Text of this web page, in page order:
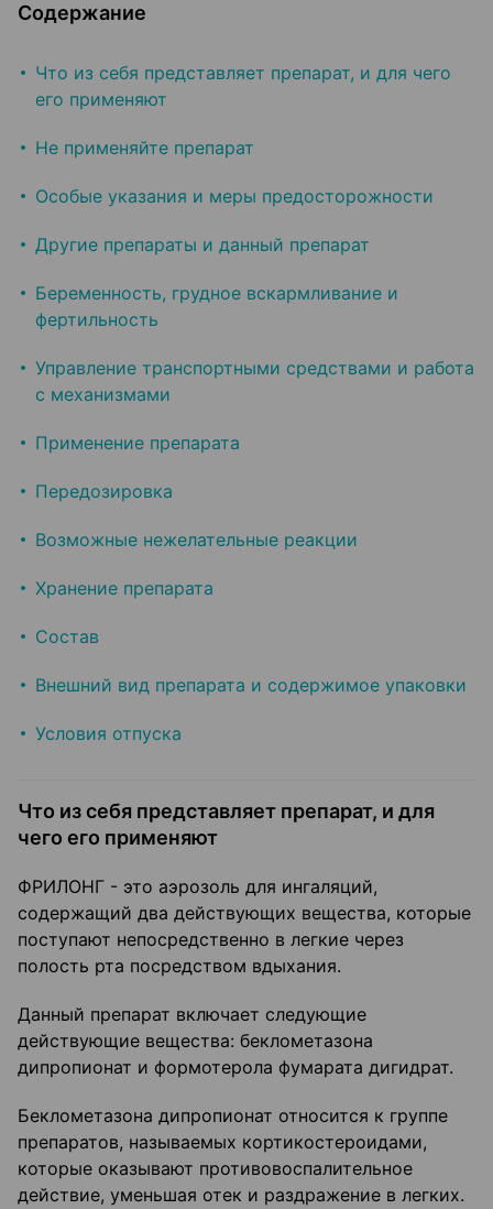
Содержание
Что из себя представляет препарат, и для чего
его применяют
Не применяйте препарат
Особые указания и меры предосторожности
Другие препараты и данный препарат
Беременность, грудное вскармливание и
фертильность
Управление транспортными средствами и работа
с механизмами
Применение препарата
Передозировка
Возможные нежелательные реакции
Хранение препарата
Состав
Внешний вид препарата и содержимое упаковки
Условия отпуска
Что из себя представляет препарат, и для
чего его применяют
ФРИЛОНГ - это аэрозоль для ингаляций,
содержащий два действующих вещества, которые
поступают непосредственно в легкие через
полость рта посредством вдыхания.
Данный препарат включает следующие
действующие вещества: беклометазона
дипропионат и формотерола фумарата дигидрат.
Беклометазона дипропионат относится к группе
препаратов, называемых кортикостероидами,
которые оказывают противовоспалительное
действие, уменьшая отек и раздражение в легких.